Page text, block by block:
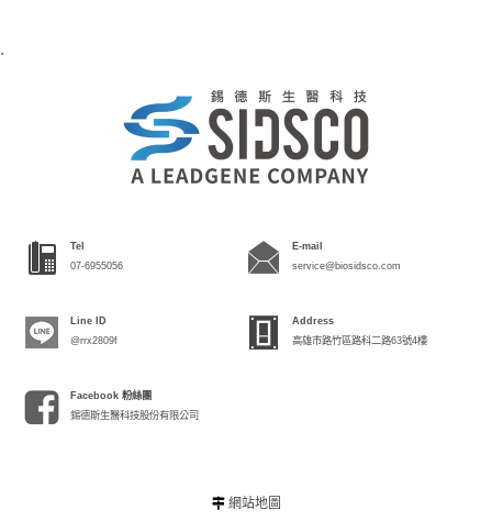
.
Tel
07-6955056
E-mail
service@biosidsco.com
Line ID
@rrx2809f
Address
高雄市路竹區路科二路63號4樓
Facebook 粉絲團
錫德斯生醫科技股份有限公司
網站地圖